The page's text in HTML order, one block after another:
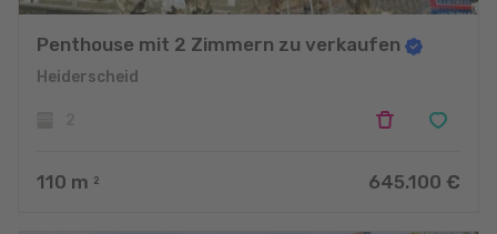
Penthouse mit 2 Zimmern zu verkaufen
Heiderscheid
110 m 2 645.100 €